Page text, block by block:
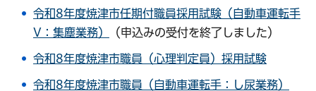
令和8年度焼津市任期付職員採用試験（自動車運転手
V：集塵業務）
（申込みの受付を終了しました）
令和8年度焼津市職員（心理判定員）採用試験
令和8年度焼津市職員（自動車運転手：し尿業務）